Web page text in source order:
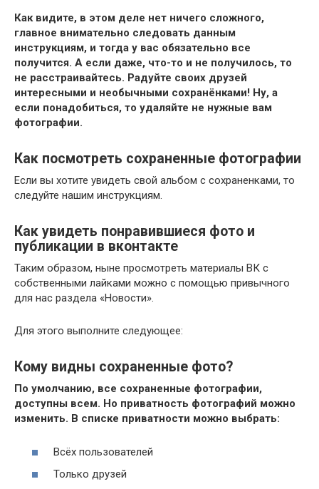
Как видите, в этом деле нет ничего сложного,
главное внимательно следовать данным
инструкциям, и тогда у вас обязательно все
получится. А если даже, что-то и не получилось, то
не расстраивайтесь. Радуйте своих друзей
интересными и необычными сохранёнками! Ну, а
если понадобиться, то удаляйте не нужные вам
фотографии.
Как посмотреть сохраненные фотографии
Если вы хотите увидеть свой альбом с сохраненками, то
следуйте нашим инструкциям.
Как увидеть понравившиеся фото и
публикации в вконтакте
Таким образом, ныне просмотреть материалы ВК с
собственными лайками можно с помощью привычного
для нас раздела «Новости».
Для этого выполните следующее:
Кому видны сохраненные фото?
По умолчанию, все сохраненные фотографии,
доступны всем. Но приватность фотографий можно
изменить. В списке приватности можно выбрать:
Всёх пользователей
Только друзей